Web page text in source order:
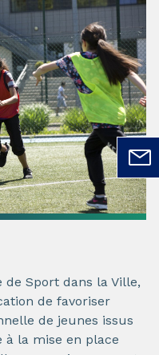
Sport dans la Ville,
de favoriser
de jeunes issus
la mise en place